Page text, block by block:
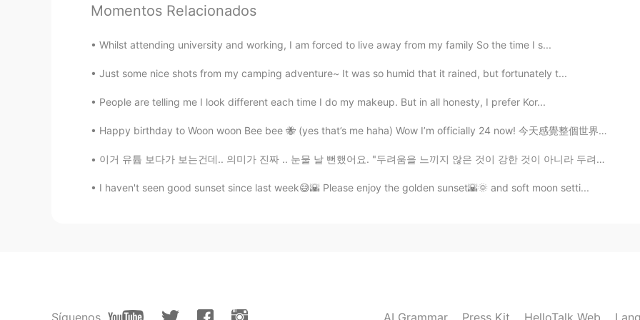
JP EN
🇯🇵ポケモンがテーマの夜ご飯つくりました。
🇯🇵ポケモンがテーマの夜ご飯をつくりました。
スパゲッティーと最高に 会います。
スパゲッティーと最高に
います。
Momentos Relacionados
Whilst attending university and working, I am forced to live away from my family So the time I s...
Just some nice shots from my camping adventure~ It was so humid that it rained, but fortunately t...
People are telling me I look different each time I do my makeup. But in all honesty, I prefer Kor...
Happy birthday to Woon woon Bee bee 🐝 (yes that’s me haha) Wow I’m officially 24 now! 今天感覺整個世界都對...
이거 유튭 보다가 보는건데.. 의미가 진짜 .. 눈물 날 뻔했어요. "두려움을 느끼지 않은 것이 강한 것이 아니라 두려워도 계속하는 것이 강한 것이다" -연빚나라 ...
I haven't seen good sunset since last week😅🌇 Please enjoy the golden sunset🌇🌞 and soft moon setti...
Síguenos AI Grammar Press Kit HelloTalk Web